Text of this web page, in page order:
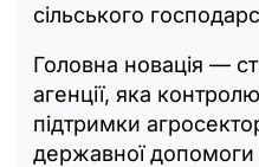
сільського
Головна новація —
агенції, яка
підтримки
державної